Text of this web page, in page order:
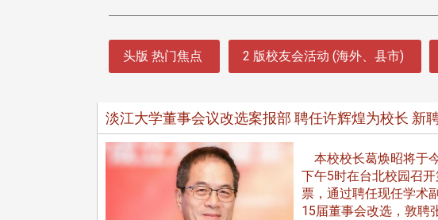
头版 热门焦点 2 版校友会活动 (海外、县市)
淡江大学董事会议改选案报部 聘任许辉煌为校长 新
本校校长葛焕昭将于
下午5时在台北校园召
票，通过聘任现任学术
15届董事会改选，敦聘